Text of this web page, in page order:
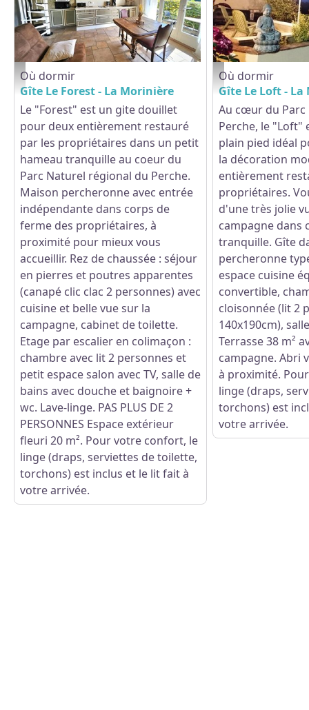
Le Forest - La Morinière - © Gites de France Orne
Où dormir
Gîte Le Forest - La Morinière
Le "Forest" est un gite douillet
pour deux entièrement restauré
par les propriétaires dans un petit
hameau tranquille au coeur du
Parc Naturel régional du Perche.
Maison percheronne avec entrée
indépendante dans corps de
ferme des propriétaires, à
proximité pour mieux vous
accueillir. Rez de chaussée : séjour
en pierres et poutres apparentes
(canapé clic clac 2 personnes) avec
cuisine et belle vue sur la
campagne, cabinet de toilette.
Etage par escalier en colimaçon :
chambre avec lit 2 personnes et
petit espace salon avec TV, salle de
bains avec douche et baignoire +
wc. Lave-linge. PAS PLUS DE 2
PERSONNES Espace extérieur
fleuri 20 m². Pour votre confort, le
linge (draps, serviettes de toilette,
torchons) est inclus et le lit fait à
votre arrivée.
Le Loft - La Morinière
Où dormir
Gîte Le Loft -
Au cœur du Parc
Perche, le "Loft"
plain pied idéal
la décoration
entièrement
propriétaires.
d'une très jolie
campagne dans
tranquille. Gîte
percheronne
espace cuisine
convertible,
cloisonnée (lit 2
140x190cm),
Terrasse 38 m²
campagne. Abri
à proximité.
linge (draps,
torchons) est
votre arrivée.